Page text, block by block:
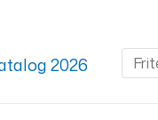
2026